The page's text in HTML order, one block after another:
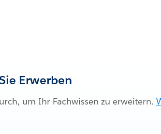
Erwerben
um Ihr Fachwissen zu erweitern.